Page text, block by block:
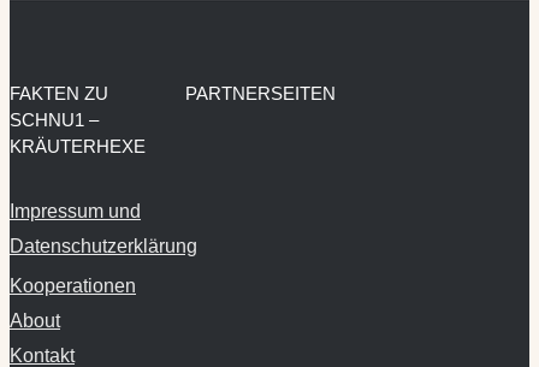
FAKTEN ZU
SCHNU1 –
KRÄUTERHEXE
Impressum und
Datenschutzerklärung
Kooperationen
About
Kontakt
PARTNERSEITEN